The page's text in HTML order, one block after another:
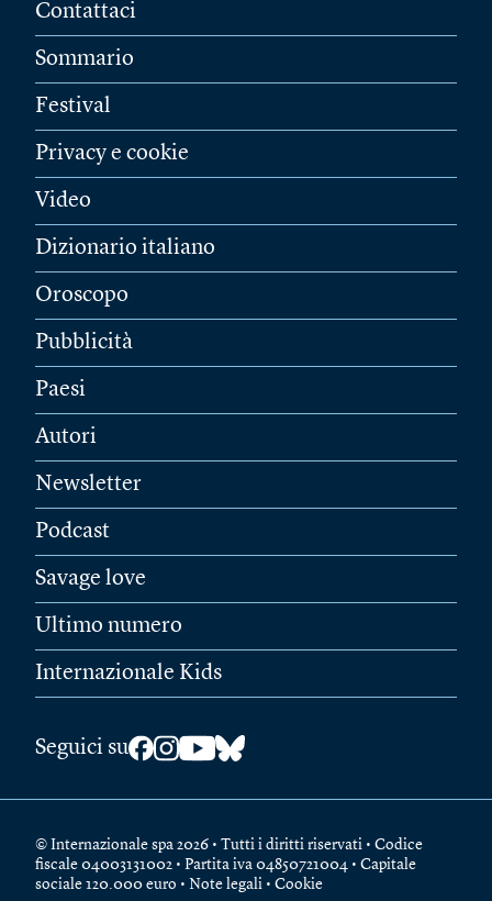
Contattaci
Sommario
Festival
Privacy e cookie
Video
Dizionario italiano
Oroscopo
Pubblicità
Paesi
Autori
Newsletter
Podcast
Savage love
Ultimo numero
Internazionale Kids
Seguici su
© Internazionale spa 2026 • Tutti i diritti riservati • Codice
fiscale 04003131002 • Partita iva 04850721004 • Capitale
sociale 120.000 euro • Note legali • Cookie